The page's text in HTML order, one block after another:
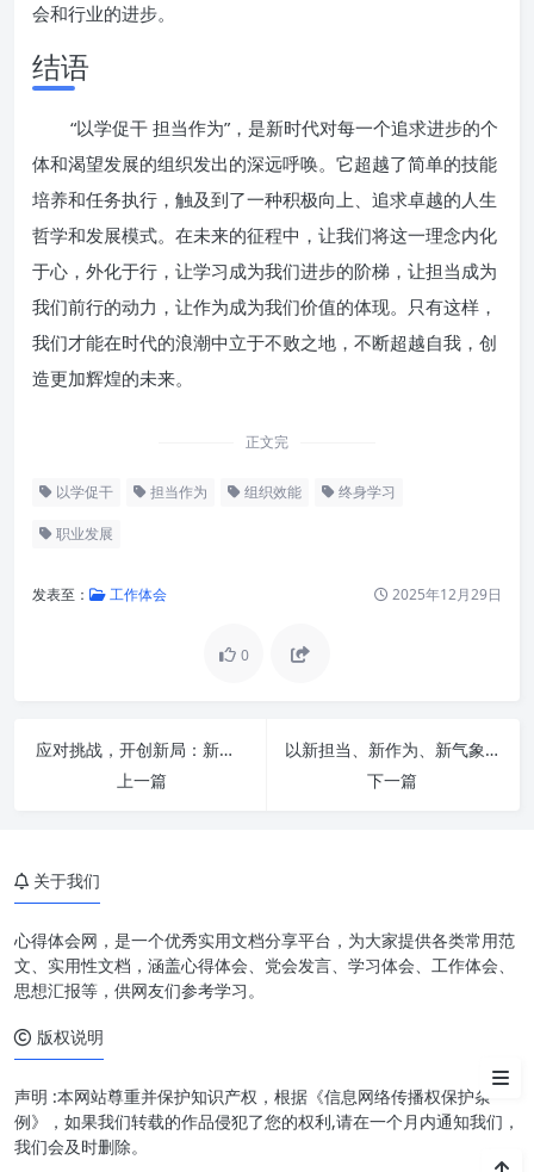
会和行业的进步。
结语
“以学促干 担当作为”，是新时代对每一个追求进步的个
体和渴望发展的组织发出的深远呼唤。它超越了简单的技能
培养和任务执行，触及到了一种积极向上、追求卓越的人生
哲学和发展模式。在未来的征程中，让我们将这一理念内化
于心，外化于行，让学习成为我们进步的阶梯，让担当成为
我们前行的动力，让作为成为我们价值的体现。只有这样，
我们才能在时代的浪潮中立于不败之地，不断超越自我，创
造更加辉煌的未来。
正文完
以学促干 担当作为 组织效能 终身学习
职业发展
发表至： 工作体会 2025年12月29日
0
应对挑战，开创新局：新时代办公室工作如何紧紧扭住“三根针”？
上一篇
以新担当、新作为、新气象：全面提升“三服务”工作能力的时代强音
下一篇
“ 促干 ” 是“以学”之价值体现：学
动，创造价值
融合与升华：构建“以学促干、
关于我们
心得体会网，是一个优秀实用文档分享平台，为大家提供各类常用范
文、实用性文档，涵盖心得体会、党会发言、学习体会、工作体会、
思想汇报等，供网友们参考学习。
版权说明
声明 :本网站尊重并保护知识产权，根据《信息网络传播权保护条
例》，如果我们转载的作品侵犯了您的权利,请在一个月内通知我们，
我们会及时删除。